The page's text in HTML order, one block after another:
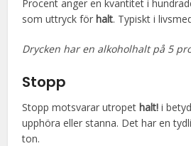
Procent anger en kvantitet i
som uttryck förhalt. Typiskt i
Drycken har en alkoholhalt på 5
Stopp
Stopp motsvarar utropethalt! i
upphöra eller stanna. Det har en
ton.